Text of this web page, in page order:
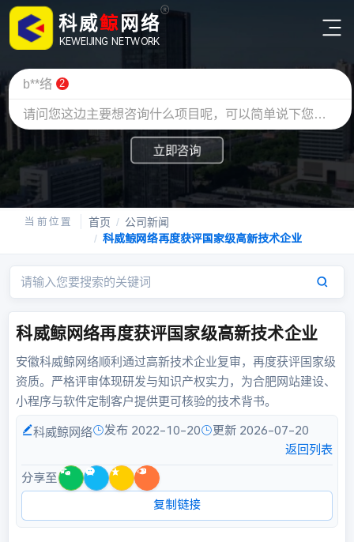
科威鲸 网络
KEWEIJING NETWORK
我们相信互联网知识就是 力量，掌握行业最前沿信息和资讯
立即咨询
首页
公司新闻
科威鲸网络再度获评国家级高新技术企业
科威鲸网络再度获评国家级高新技术企业
安徽科威鲸网络顺利通过高新技术企业复审，再度获评国家级
资质。严格评审体现研发与知识产权实力，为合肥网站建设、
小程序与软件定制客户提供更可核验的技术背书。
科威鲸网络 发布 2022-10-20 更新 2026-07-20
返回列表
分享至
复制链接
b**络 2
请问您这边主要想咨询什么项目呢，可以简单说下您的需求，免费获取报价方案。